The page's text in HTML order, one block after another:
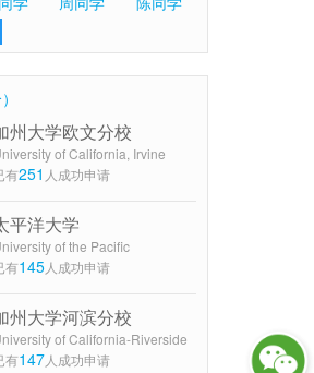
州大学欧文分校
of California, Irvine
有251 人成功申请
平洋大学
of the Pacific
有145人成功申请
州大学河滨分校
of California-Riverside
有147人成功申请